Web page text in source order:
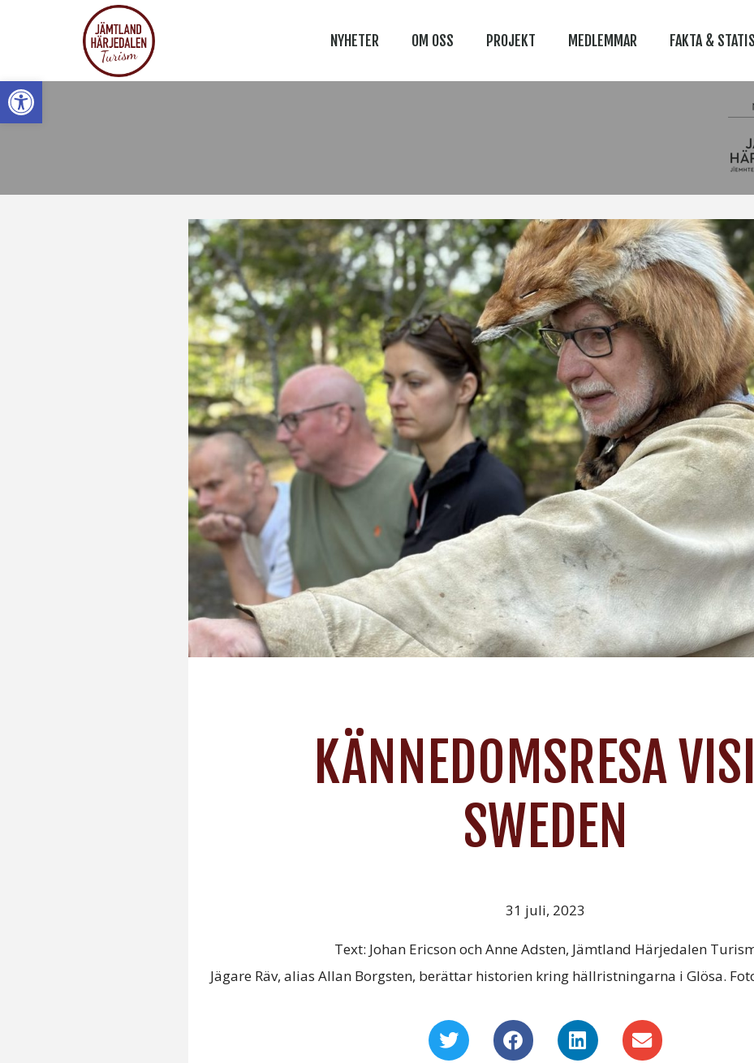
Open toolbar
NYHETER OM OSS PROJEKT MEDLEMMAR FAKTA &
KÄNNEDOMSRESA
SWEDEN
31 juli, 2023
Text: Johan Ericson och Anne Adsten, Jämtland Härjedalen
Jägare Räv, alias Allan Borgsten, berättar historien kring hällristningarna i Glösa.